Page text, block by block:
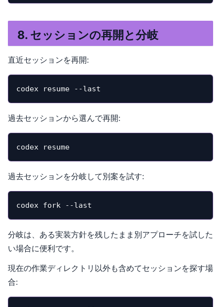
8. セッションの再開と分岐
直近セッションを再開:
codex resume --last
過去セッションから選んで再開:
codex resume
過去セッションを分岐して別案を試す:
codex fork --last
分岐は、ある実装方針を残したまま別アプローチを試した
い場合に便利です。
現在の作業ディレクトリ以外も含めてセッションを探す場
合: